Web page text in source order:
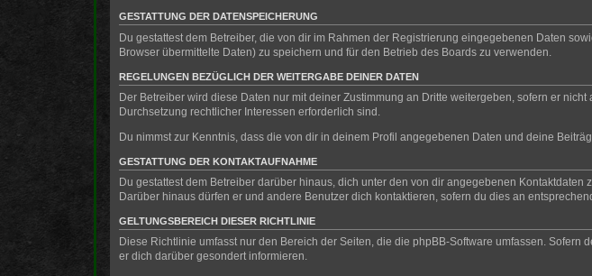
GESTATTUNG DER DATENSPEICHERUNG
Du gestattest dem Betreiber, die von dir im Rahmen der Registrierung eingegebenen Daten
Browser übermittelte Daten) zu speichern und für den Betrieb des Boards zu verwenden.
REGELUNGEN BEZÜGLICH DER WEITERGABE DEINER DATEN
Der Betreiber wird diese Daten nur mit deiner Zustimmung an Dritte weitergeben, sofern er
Durchsetzung rechtlicher Interessen erforderlich sind.
Du nimmst zur Kenntnis, dass die von dir in deinem Profil angegebenen Daten und deine
GESTATTUNG DER KONTAKTAUFNAHME
Du gestattest dem Betreiber darüber hinaus, dich unter den von dir angegebenen
Darüber hinaus dürfen er und andere Benutzer dich kontaktieren, sofern du dies an
GELTUNGSBEREICH DIESER RICHTLINIE
Diese Richtlinie umfasst nur den Bereich der Seiten, die die phpBB-Software umfassen.
er dich darüber gesondert informieren.